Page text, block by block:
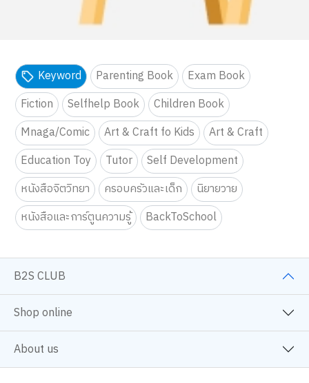
Keyword Parenting Book
Exam Book
Fiction
Selfhelp Book
Children Book
Mnaga/Comic
Art & Craft fo Kids
Art & Craft
Education Toy
Tutor
Self Development
หนังสือจิตวิทยา
ครอบครัวและเด็ก
นิยายวาย
หนังสือและการ์ตูนความรู้
BackToSchool
B2S CLUB
Shop online
About us